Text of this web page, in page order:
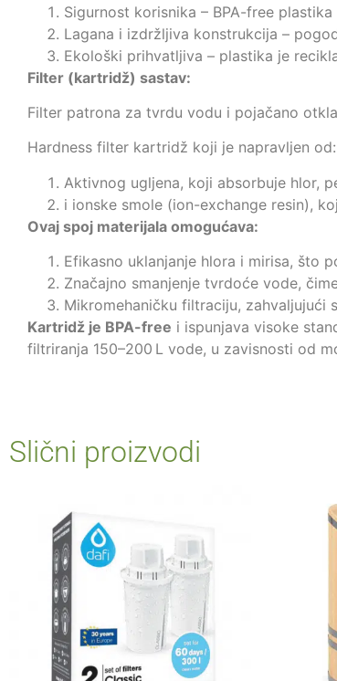
Sigurnost korisnika – BPA-free
Lagana i izdržljiva konstrukcija –
Ekološki prihvatljiva – plastika je
Filter (kartridž) sastav:
Filter patrona za tvrdu vodu i pojačano
Hardness filter kartridž koji je napravljen od:
Aktivnog ugljena, koji absorbuje hlor,
i ionske smole (ion-exchange resin),
Ovaj spoj materijala omogućava:
Efikasno uklanjanje hlora i mirisa, što
Značajno smanjenje tvrdoće vode,
Mikromehaničku filtraciju,
Kartridž je BPA-free i ispunjava visoke
filtriranja 150–200 L vode, u zavisnosti od
Slični proizvodi